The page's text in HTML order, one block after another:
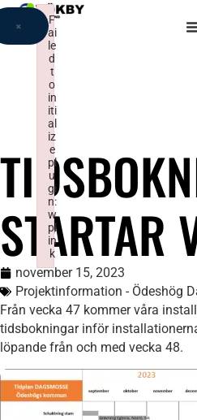
STARTAR
november 15, 2023
Projektinformation - Ödeshög
Från vecka 47 kommer våra
tidsbokningar inför
löpande från och med vecka 48.
F
ai
le
d
t
o
in
iti
al
iz
e
pl
u
gi
n:
w
pl
in
k
×
Failed to initialize plugin: wplink